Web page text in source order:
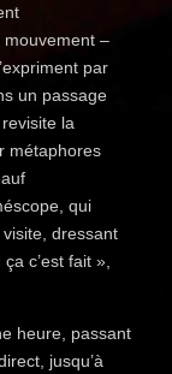
mouvement –
par
un passage
la
métaphores
qui
dressant
c’est fait »,
heure, passant
jusqu’à